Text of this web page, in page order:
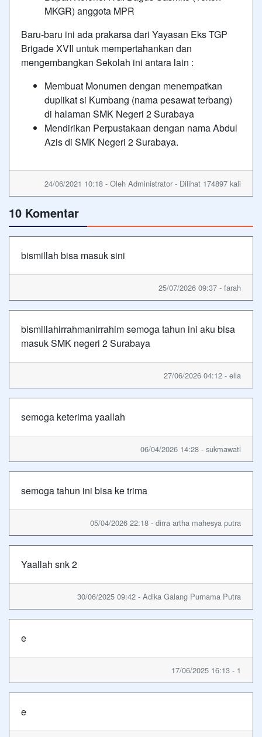
MKGR) anggota MPR
Baru-baru ini ada prakarsa dari Yayasan Eks TGP
Brigade XVII untuk mempertahankan dan
mengembangkan Sekolah ini antara lain :
Membuat Monumen dengan menempatkan
duplikat si Kumbang (nama pesawat terbang)
di halaman SMK Negeri 2 Surabaya
Mendirikan Perpustakaan dengan nama Abdul
Azis di SMK Negeri 2 Surabaya.
24/06/2021 10:18 - Oleh Administrator - Dilihat 174897 kali
10 Komentar
bismillah bisa masuk sini
25/07/2026 09:37 - farah
bismillahirrahmanirrahim semoga tahun ini aku bisa
masuk SMK negeri 2 Surabaya
27/06/2026 04:12 - ella
semoga keterima yaallah
06/04/2026 14:28 - sukmawati
semoga tahun ini bisa ke trima
05/04/2026 22:18 - dirra artha mahesya putra
Yaallah snk 2
30/06/2025 09:42 - Adika Galang Purnama Putra
e
17/06/2025 16:13 - 1
e